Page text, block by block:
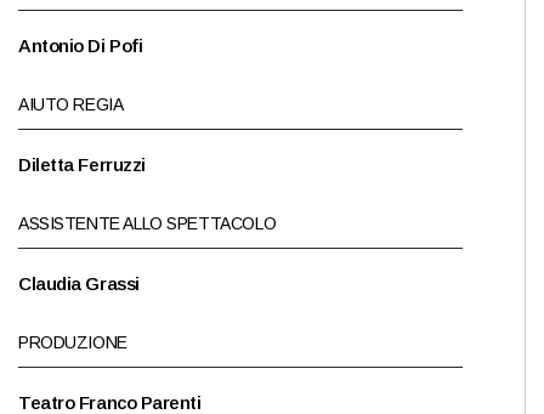
Antonio Di Pofi
AIUTO REGIA
Diletta Ferruzzi
ASSISTENTE ALLO SPETTACOLO
Claudia Grassi
PRODUZIONE
Teatro Franco Parenti